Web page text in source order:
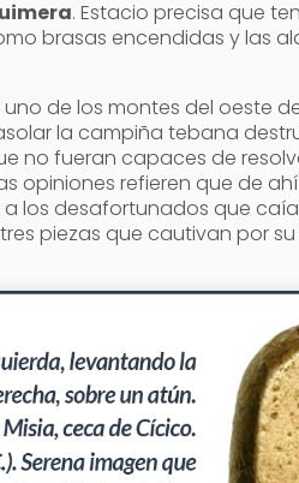
. Estacio precisa que
brasas encendidas y las
de los montes del oeste
la campiña tebana
no fueran capaces de
opiniones refieren que de
los desafortunados que
piezas que cautivan por